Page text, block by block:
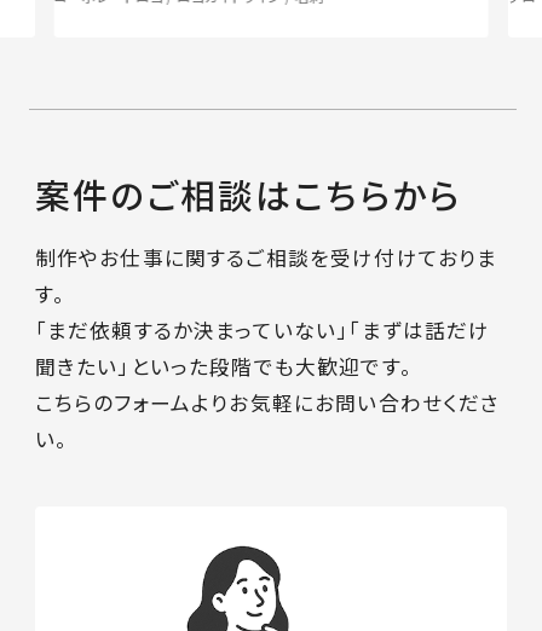
案件のご相談はこちらから
制作やお仕事に関するご相談を受け付けておりま
す。
「まだ依頼するか決まっていない」「まずは話だけ
聞きたい」といった段階でも大歓迎です。
こちらのフォームよりお気軽にお問い合わせくださ
い。